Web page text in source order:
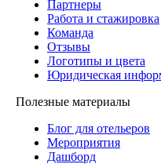
Партнеры
Работа и стажировка
Команда
Отзывы
Логотипы и цвета
Юридическая
Полезные материалы
Блог для отельеров
Мероприятия
Дашборд